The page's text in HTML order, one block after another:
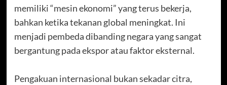
memiliki “mesin ekonomi” yang terus bekerja,
bahkan ketika tekanan global meningkat. Ini
menjadi pembeda dibanding negara yang sangat
bergantung pada ekspor atau faktor eksternal.
Pengakuan internasional bukan sekadar citra,